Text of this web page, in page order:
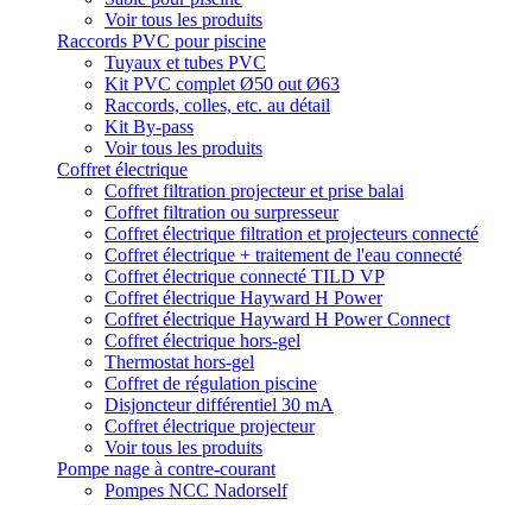
Voir tous les produits
Raccords PVC pour piscine
Tuyaux et tubes PVC
Kit PVC complet Ø50 out Ø63
Raccords, colles, etc. au détail
Kit By-pass
Voir tous les produits
Coffret électrique
Coffret filtration projecteur et prise balai
Coffret filtration ou surpresseur
Coffret électrique filtration et projecteurs connecté
Coffret électrique + traitement de l'eau connecté
Coffret électrique connecté TILD VP
Coffret électrique Hayward H Power
Coffret électrique Hayward H Power Connect
Coffret électrique hors-gel
Thermostat hors-gel
Coffret de régulation piscine
Disjoncteur différentiel 30 mA
Coffret électrique projecteur
Voir tous les produits
Pompe nage à contre-courant
Pompes NCC Nadorself